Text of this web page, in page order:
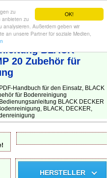
OK!
zu
anbieten zu
analysieren. Außerdem geben wir
an unsere Partner für soziale Medien,
die deutsche Anleitung!
BLACK
20 Zubehör für
Handbuch für den Einsatz, BLACK
für Bodenreinigung
BLACK DECKER
BLACK, DECKER,
HERSTELLER